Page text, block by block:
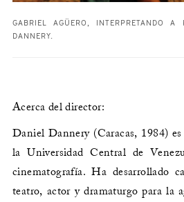
GABRIEL AGÜERO, INTERPRETANDO A
DANNERY.
Acerca del director:
Daniel Dannery (Caracas, 1984)
la Universidad Central de
cinematografía. Ha desarrollado
teatro, actor y dramaturgo para la